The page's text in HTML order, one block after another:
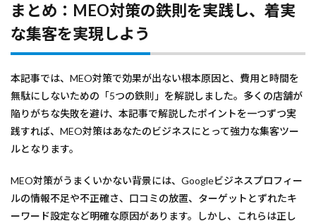
まとめ：MEO対策の鉄則を実践し、着実
な集客を実現しよう
本記事では、MEO対策で効果が出ない根本原因と、費用と時間を
無駄にしないための「5つの鉄則」を解説しました。多くの店舗が
陥りがちな失敗を避け、本記事で解説したポイントを一つずつ実
践すれば、MEO対策はあなたのビジネスにとって強力な集客ツー
ルとなります。
MEO対策がうまくいかない背景には、Googleビジネスプロフィー
ルの情報不足や不正確さ、口コミの放置、ターゲットとずれたキ
ーワード設定など明確な原因があります。しかし、これらは正し